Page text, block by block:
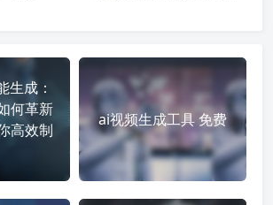
生成：
何革新
高效制
ai视频生成工具 免费